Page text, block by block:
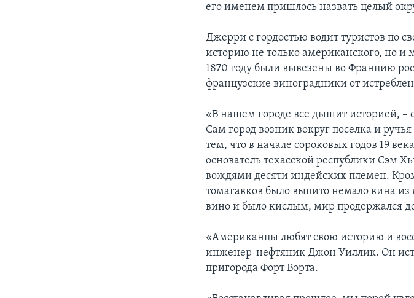
его именем пришлось назвать целый
Джерри с гордостью водит туристов по
историю не только американского, но
1870 году были вывезены во Францию
французские виноградники от
«В нашем городе все дышит историей, –
Сам город возник вокруг поселка и
тем, что в начале сороковых годов 19
основатель техасской республики Сэм
вождями десяти индейских племен.
томагавков было выпито немало вина из
вино и было кислым, мир продержался
«Американцы любят свою историю и
инженер-нефтяник Джон Уиллик. Он
пригорода Форт Ворта.